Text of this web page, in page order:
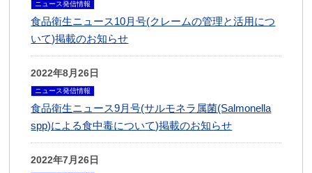
ニュース発信情報
食品衛生ニュース10月号(クレームの管理と活用につ
いて)掲載のお知らせ
2022年8月26日
ニュース発信情報
食品衛生ニュース9月号(サルモネラ属菌(Salmonella
spp)による食中毒について)掲載のお知らせ
2022年7月26日